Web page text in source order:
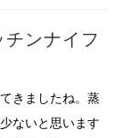
チンナイフ
きましたね。蒸
ないと思います